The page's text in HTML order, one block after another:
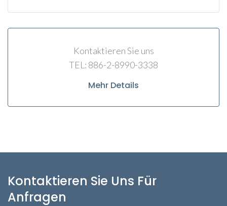
Kontaktieren Sie uns
TEL: 886-2-8990-3338
Mehr Details
Kontaktieren Sie Uns Für
Anfragen